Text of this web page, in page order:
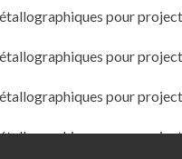
pour
pour
pour
pour